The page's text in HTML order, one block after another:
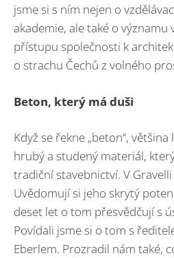
jsme si s ním nejen o
akademie, ale také o
přístupu společnosti k
o strachu Čechů z volného
Beton, který má duši
Když se řekne „beton“,
hrubý a studený materiál,
tradiční stavebnictví. V
Uvědomují si jeho skrytý
deset let o tom přesvědčují s
Povídali jsme si o tom s
Eberlem. Prozradil nám také,